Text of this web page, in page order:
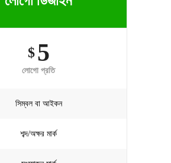
$ 5
লোগো প্রতি
সিম্বল বা আইকন
শব্দ/অক্ষর মার্ক